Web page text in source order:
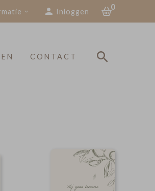
Inloggen
0
CONTACT